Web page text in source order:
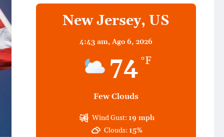
New Jersey, US
4:43 am,Ago 6, 2026
74 °F
Few Clouds
Wind Gust: 19 mph
Clouds: 15%